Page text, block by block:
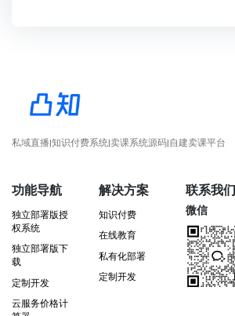
私域直播|知识付费系统|卖课系统源码|自建卖课平台
功能导航
独立部署版授
权系统
独立部署版下
载
定制开发
云服务价格计
解决方案
知识付费
在线教育
私有化部署
定制开发
联系我们
微信